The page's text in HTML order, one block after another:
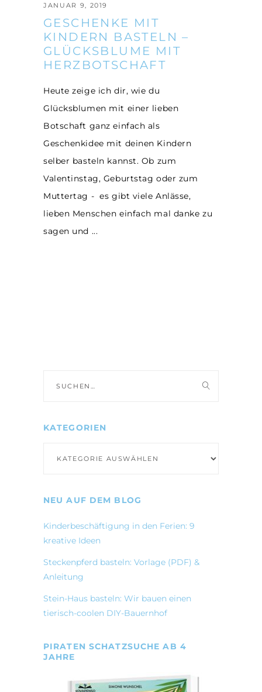
JANUAR 9, 2019
GESCHENKE MIT
KINDERN BASTELN –
GLÜCKSBLUME MIT
HERZBOTSCHAFT
Heute zeige ich dir, wie du
Glücksblumen mit einer lieben
Botschaft ganz einfach als
Geschenkidee mit deinen Kindern
selber basteln kannst. Ob zum
Valentinstag, Geburtstag oder zum
Muttertag - es gibt viele Anlässe,
lieben Menschen einfach mal danke zu
sagen und
nach:
KATEGORIEN
NEU AUF DEM BLOG
Kinderbeschäftigung in den Ferien: 9
kreative Ideen
Steckenpferd basteln: Vorlage (PDF) &
Anleitung
Stein-Haus basteln: Wir bauen einen
tierisch-coolen DIY-Bauernhof
PIRATEN SCHATZSUCHE AB 4
JAHRE